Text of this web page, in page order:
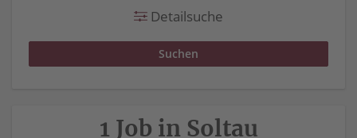
Detailsuche
1 Job in Soltau